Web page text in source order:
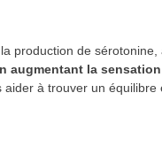
production de
augmentant la
à trouver un équilibre